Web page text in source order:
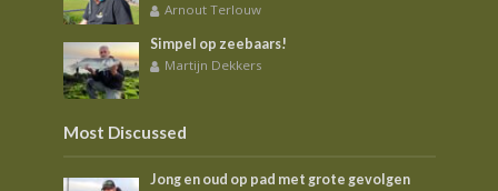
Arnout Terlouw
Simpel op zeebaars!
Martijn Dekkers
Most Discussed
Jong en oud op pad met grote gevolgen